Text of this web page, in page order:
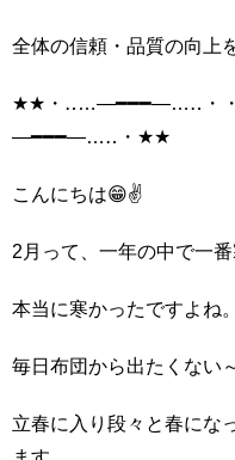
全体の信頼・品質の向上
★★・‥…―━━━―…‥・
―━━━―…‥・★★
こんにちは😁✌
2月って、一年の中で一
本当に寒かったですよね。
毎日布団から出たくない
立春に入り段々と春にな